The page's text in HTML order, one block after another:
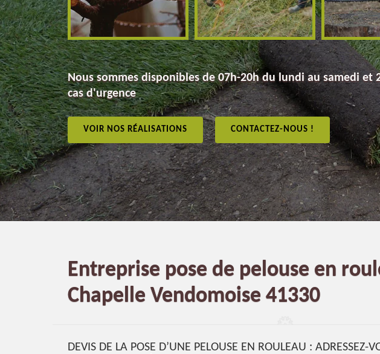
Nous sommes disponibles de 07h-20h du lundi au samedi et
cas d'urgence
VOIR NOS RÉALISATIONS CONTACTEZ-NOUS !
Entreprise pose de pelouse en
Chapelle Vendomoise 41330
DEVIS DE LA POSE D’UNE PELOUSE EN ROULEAU : ADRESSEZ-